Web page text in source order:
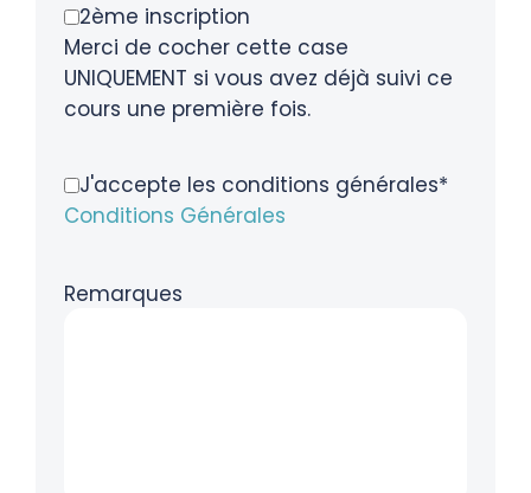
2ème inscription
Merci de cocher cette case
UNIQUEMENT si vous avez déjà suivi ce
cours une première fois.
J'accepte les conditions générales*
Conditions Générales
Remarques